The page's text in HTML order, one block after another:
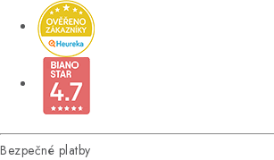
Bezpečné platby